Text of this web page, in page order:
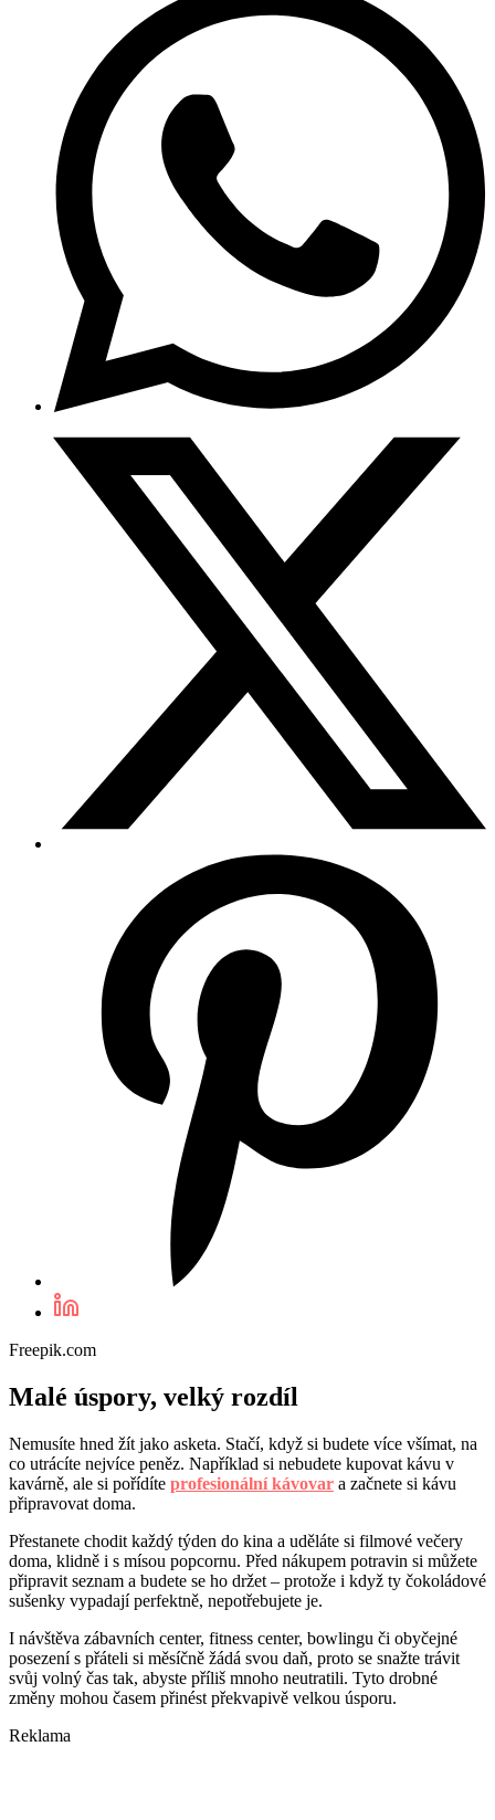
Freepik.com
Malé úspory, velký rozdíl
Nemusíte hned žít jako asketa. Stačí, když si budete více všímat, na
co utrácíte nejvíce peněz. Například si nebudete kupovat kávu v
kavárně, ale si pořídíte profesionální kávovar a začnete si kávu
připravovat doma.
Přestanete chodit každý týden do kina a uděláte si filmové večery
doma, klidně i s mísou popcornu. Před nákupem potravin si můžete
připravit seznam a budete se ho držet – protože i když ty čokoládové
sušenky vypadají perfektně, nepotřebujete je.
I návštěva zábavních center, fitness center, bowlingu či obyčejné
posezení s přáteli si měsíčně žádá svou daň, proto se snažte trávit
svůj volný čas tak, abyste příliš mnoho neutratili. Tyto drobné
změny mohou časem přinést překvapivě velkou úsporu.
Reklama